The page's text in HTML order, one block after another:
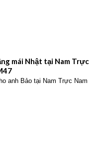
mái Nhật tại Nam Trực
anh Bảo tại Nam Trực Nam